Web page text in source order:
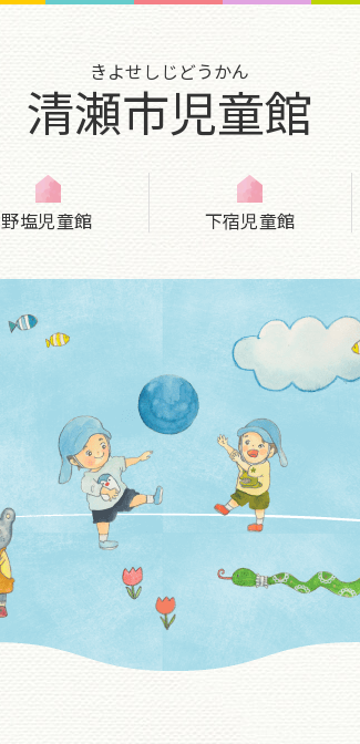
きよせしじどうかん
清瀬市児童館
野塩児童館 下宿児童館